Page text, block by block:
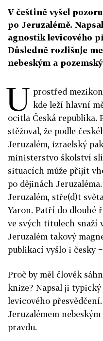
V češtině vyšel
po Jeruzalémě.
agnostik levicového
Důsledně rozlišuje
nebeským a
U prostřed
kde leží hlavní
ocitla Česká republika.
stěžoval, že podle
Jeruzalém, izraelský
ministerstvo školství
situacích může přijít
po dějinách
Jeruzalém, stře(d)t
Yaron. Patří do dlouhé
ve svých titulech snaží
Jeruzalém takový
publikací vyšlo i česky
Proč by měl člověk
knize? Napsal ji
levicového
Jeruzalémem
pravdu.